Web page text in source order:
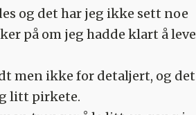
og det har jeg ikke sett noe
på om jeg hadde klart å leve
men ikke for detaljert, og det
litt pirkete.